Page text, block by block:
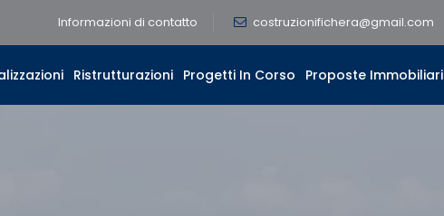
Informazioni di contatto costruzionifichera@gmail.com
Ristrutturazioni Progetti In Corso Proposte Immobiliari